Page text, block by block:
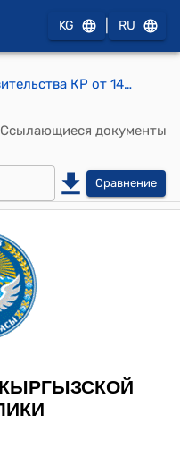
KG RU
Постановление Правительства КР от 14 января 2020 года № 8 "О внесении изменений в некоторые решения Правительства Кыргызской Республики по вопросам прохождения военной службы"
Ссылающиеся документы
Сравнение